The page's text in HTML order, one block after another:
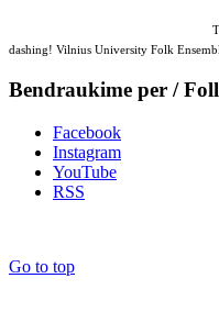
dashing! Vilnius University Folk
Bendraukime per /
Facebook
Instagram
YouTube
RSS
Go to top